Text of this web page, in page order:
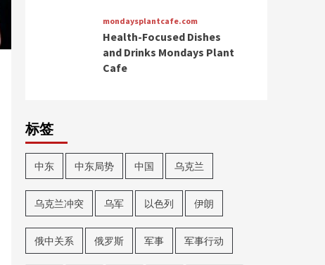
mondaysplantcafe.com
Health-Focused Dishes
and Drinks Mondays Plant
Cafe
标签
中东 中东局势 中国 乌克兰
乌克兰冲突 乌军 以色列 伊朗
俄中关系 俄罗斯 军事 军事行动